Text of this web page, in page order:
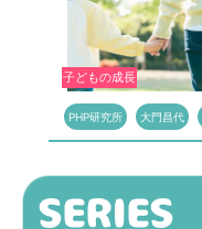
子どもの成長
PHP研究所 大門昌代